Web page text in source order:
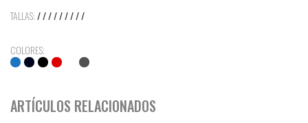
TALLAS:/ / / / / / / / /
COLORES:
ARTÍCULOS RELACIONADOS